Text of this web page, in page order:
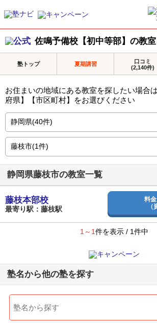
佐鳴予備校【初中等部】の教
塾トップ 夏期講習
口コミ
(2,140件)
お住まいの地域にある教室を探したい場合
府県】【市区町村】をお選びください
静岡県藤枝市の教室一覧
藤枝本部校
最寄り駅：藤枝駅
料
（
1～1件を表示 / 1件中
塾名から他の塾を探す